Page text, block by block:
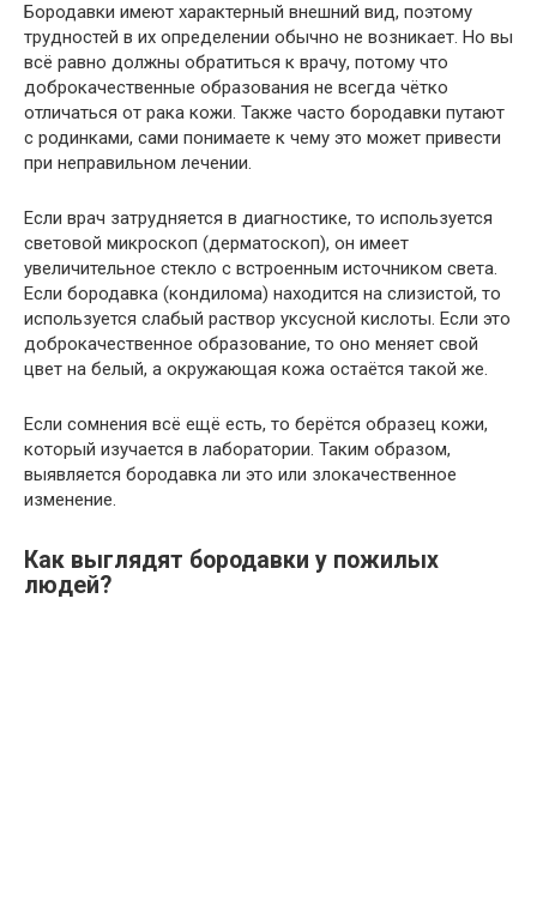
Бородавки имеют характерный внешний вид, поэтому
трудностей в их определении обычно не возникает. Но вы
всё равно должны обратиться к врачу, потому что
доброкачественные образования не всегда чётко
отличаться от рака кожи. Также часто бородавки путают
с родинками, сами понимаете к чему это может привести
при неправильном лечении.
Если врач затрудняется в диагностике, то используется
световой микроскоп (дерматоскоп), он имеет
увеличительное стекло с встроенным источником света.
Если бородавка (кондилома) находится на слизистой, то
используется слабый раствор уксусной кислоты. Если это
доброкачественное образование, то оно меняет свой
цвет на белый, а окружающая кожа остаётся такой же.
Если сомнения всё ещё есть, то берётся образец кожи,
который изучается в лаборатории. Таким образом,
выявляется бородавка ли это или злокачественное
изменение.
Как выглядят бородавки у пожилых
людей?